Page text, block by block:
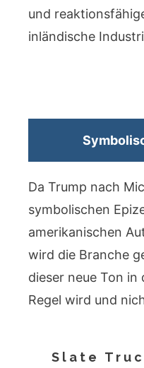
und
inländische
Da Trump nach
symbolischen
amerikanischen
wird die Branche
dieser neue Ton
Regel wird und
Slate